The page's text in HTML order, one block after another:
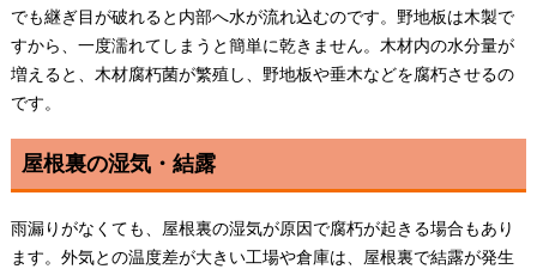
でも継ぎ目が破れると内部へ水が流れ込むのです。野地板は木製で
すから、一度濡れてしまうと簡単に乾きません。木材内の水分量が
増えると、木材腐朽菌が繁殖し、野地板や垂木などを腐朽させるの
です。
屋根裏の湿気・結露
雨漏りがなくても、屋根裏の湿気が原因で腐朽が起きる場合もあり
ます。外気との温度差が大きい工場や倉庫は、屋根裏で結露が発生